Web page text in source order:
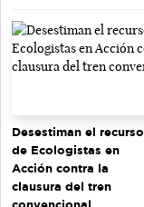
Desestiman el recurso
de Ecologistas en
Acción contra la
clausura del tren
convencional